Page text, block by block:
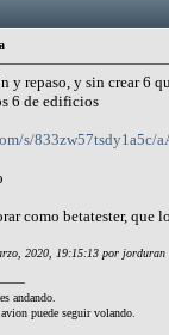
y repaso, y sin crear 6
6 de edificios
s/833zw57tsdy1a5c/
como betatester, que
2020, 19:15:13 por jorduran
andando.
puede seguir volando.